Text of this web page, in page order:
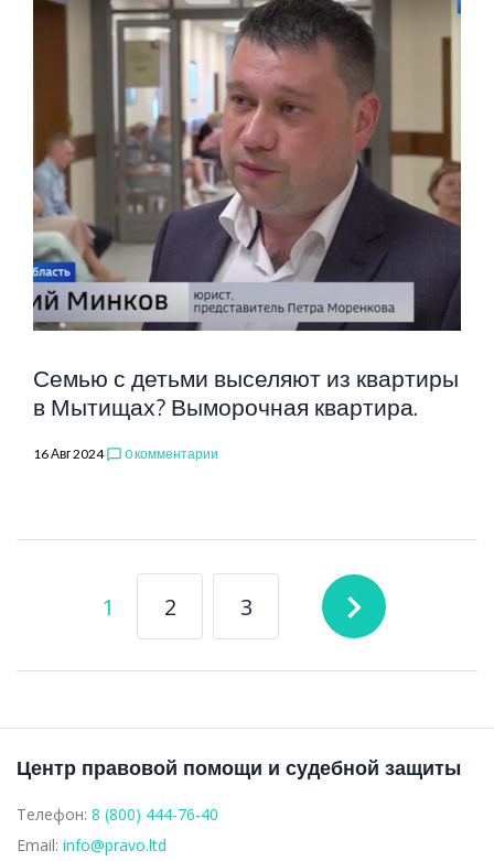
Семью с детьми выселяют из квартиры
в Мытищах? Выморочная квартира.
16 Авг 2024 chat_bubble_outline 0 комментарии
Навигация
1 2 3 navigate_next
Центр правовой помощи и судебной защиты
Телефон: 8 (800) 444-76-40
Email: info@pravo.ltd